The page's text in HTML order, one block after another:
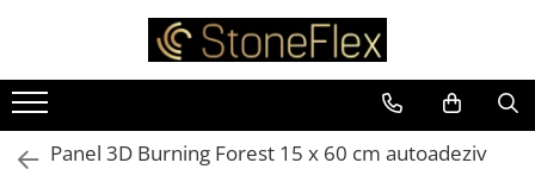
Panel 3D Burning Forest 15 x 60 cm autoadeziv